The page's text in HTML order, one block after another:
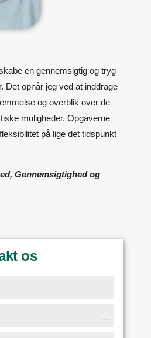
en gennemsigtig og tryg
Det opnår jeg ved at inddrage
og overblik over de
muligheder. Opgaverne
på lige det tidspunkt
Gennemsigtighed og
os